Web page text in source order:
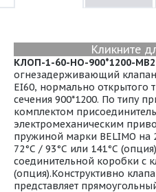
Кликните
КЛОП-1-60-НО-900*1200-
огнезадерживающий
EI60, нормально открытого
сечения 900*1200. По типу
комплектом
электромеханическим
пружиной марки BELIMO на
72°С / 93°С или 141°С
соединительной коробки с
(опция).Конструктивно
представляет